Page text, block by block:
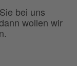
bei uns
wollen wir